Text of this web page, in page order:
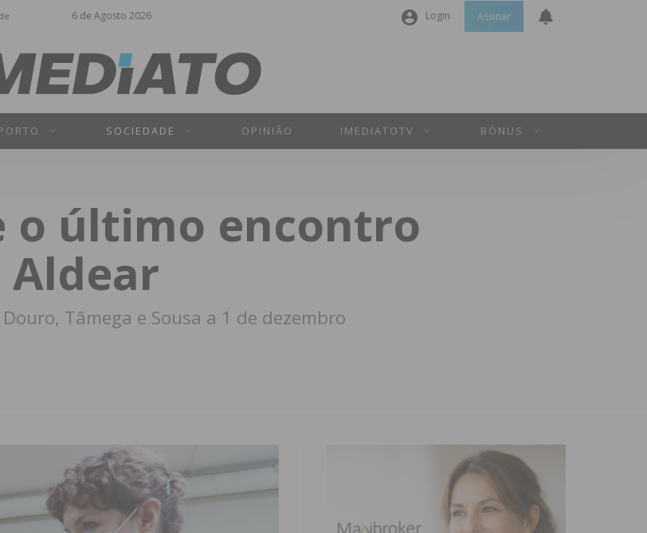
6 de Agosto 2026 Login
Senha
Assinar
SOCIEDADE OPINIÃO IMEDIATOTV BÓNUS
o último encontro
Tâmega e Sousa a 1 de dezembro